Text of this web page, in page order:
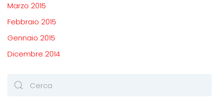
Marzo 2015
Febbraio 2015
Gennaio 2015
Dicembre 2014